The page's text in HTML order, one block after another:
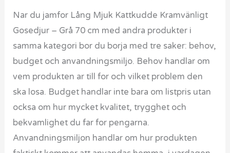
Nar du jamfor Lång Mjuk Kattkudde Kramvänligt
Gosedjur – Grå 70 cm med andra produkter i
samma kategori bor du borja med tre saker: behov,
budget och anvandningsmiljo. Behov handlar om
vem produkten ar till for och vilket problem den
ska losa. Budget handlar inte bara om listpris utan
ocksa om hur mycket kvalitet, trygghet och
bekvamlighet du far for pengarna.
Anvandningsmiljon handlar om hur produkten